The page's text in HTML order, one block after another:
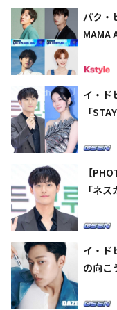
パク・
MAMA
イ・ド
「
【
「ネ
イ・ド
の向こ